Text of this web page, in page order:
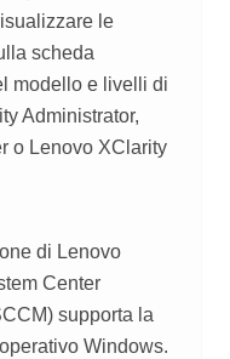
le
scheda
modello e livelli di
Administrator,
o Lenovo XClarity
di Lenovo
Center
supporta la
Windows.